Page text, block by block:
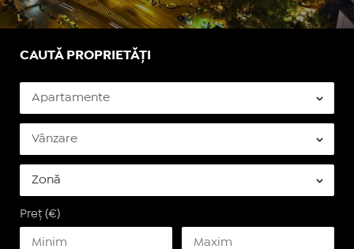
CAUTĂ PROPRIETĂȚI
Preț (€)